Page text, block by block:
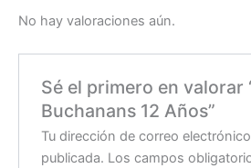
No hay valoraciones aún.
Sé el primero en valorar
Buchanans 12 Años”
Tu dirección de correo
publicada. Los campos